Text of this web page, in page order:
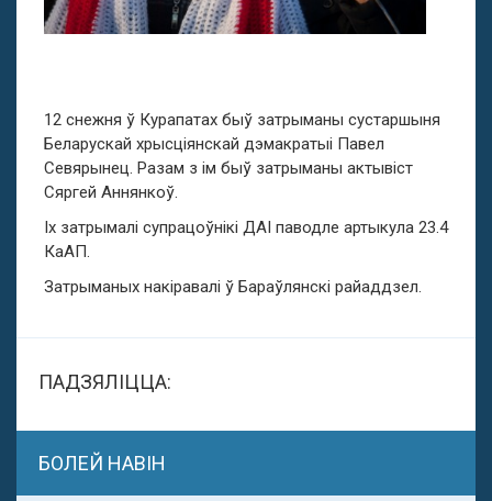
12 снежня ў Курапатах быў затрыманы сустаршыня
Беларускай хрысціянскай дэмакратыі Павел
Севярынец. Разам з ім быў затрыманы актывіст
Сяргей Аннянкоў.
Іх затрымалі супрацоўнікі ДАІ паводле артыкула 23.4
КаАП.
Затрыманых накіравалі ў Бараўлянскі райаддзел.
ПАДЗЯЛІЦЦА:
БОЛЕЙ НАВІН